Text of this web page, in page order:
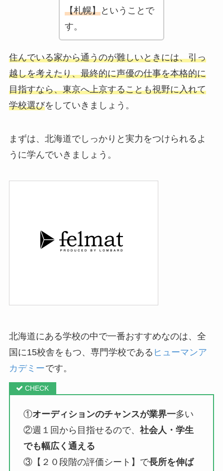
【札幌】ということ で
す。
住んでいる家から通うのが難しいときには、引っ
越しを考えたり、最終的に声優の仕事を本格的に
目指すなら、東京へ上京することも視野に入れて
学校選びをしていきましょう。
まずは、北海道でしっかりと実力をつけられるよ
うに学んでいきましょう。
北海道にある学校の中で一番おすすめなのは、全
国に15校舎をもつ、専門学校である ヒューマンア
カデミーです。
①オーディションのチャンスが業界一多い
②週１回から目指せるので、 社会人・学生
でも幅広く通える
③【２０段階の評価シート】で長所を伸ば